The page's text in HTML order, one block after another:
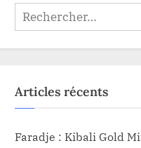
parachever
Rechercher :
Articles récents
Faradje : Kibali Gold